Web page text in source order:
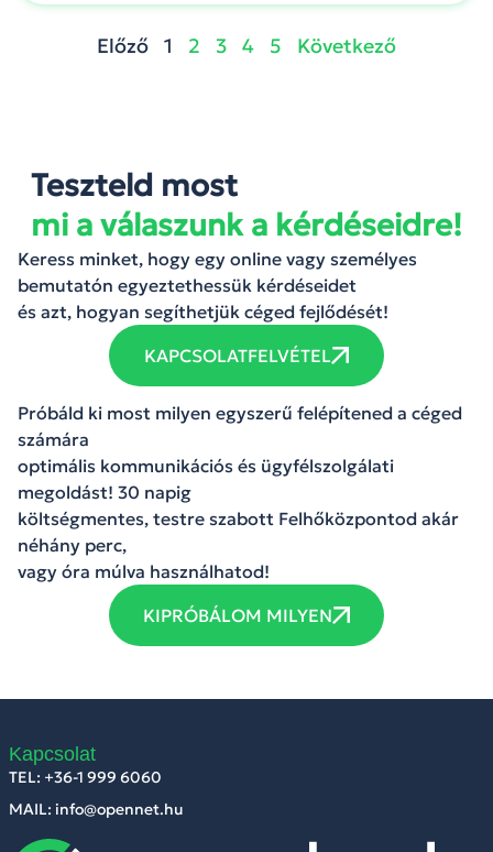
Előző 1 2 3 4 5 Következő
Teszteld most
mi a válaszunk a kérdéseidre!
Keress minket, hogy egy online vagy személyes
bemutatón egyeztethessük kérdéseidet
és azt, hogyan segíthetjük céged fejlődését!
KAPCSOLATFELVÉTEL
Próbáld ki most milyen egyszerű felépítened a céged
számára
optimális kommunikációs és ügyfélszolgálati
megoldást! 30 napig
költségmentes, testre szabott Felhőközpontod akár
néhány perc,
vagy óra múlva használhatod!
KIPRÓBÁLOM MILYEN
Kapcsolat
TEL: +36-1 999 6060
MAIL: info@opennet.hu